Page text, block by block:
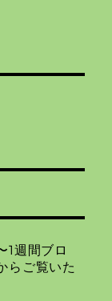
1週間ブロ
らご覧いた